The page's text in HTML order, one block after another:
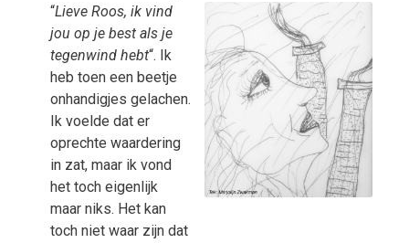
“Lieve Roos, ik vind
jou op je best als je
tegenwind hebt“. Ik
heb toen een beetje
onhandigjes gelachen.
Ik voelde dat er
oprechte waardering
in zat, maar ik vond
het toch eigenlijk
maar niks. Het kan
toch niet waar zijn dat